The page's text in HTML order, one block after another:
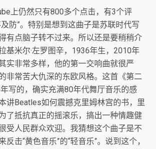
上仍然只有800多个点击，有3个评
防”。特别是想到这曲子是苏联时代写
有点脑子转不过来。所以还是要稍稍介
基米尔·左罗图辛，1936年生，2010年
实非常多样，他的第一交响曲就很严
非常苦大仇深的东欧风格。这首《第二
写的，确实充满80年代舞厅音乐的感
讲Beatles如何震撼克里姆林宫的书，里
了抵抗真正的摇滚乐，搞出一种情趣健
受人民群众欢迎。我猜想这个曲子是不
反击“黄色音乐”的“轻音乐”。说到这个，